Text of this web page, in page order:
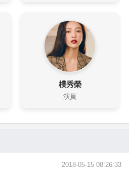
樸秀榮
演員
2018-05-15 08:26:33